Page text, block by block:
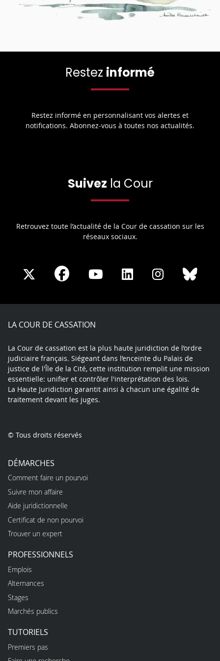
Restez informé
Restez informé en personnalisant vos alertes et
notifications. Abonnez-vous à toutes nos actualités.
Suivez la Cour
Retrouvez toute l’actualité de la Cour de cassation sur les
réseaux sociaux.
Share
X
Share
Facebook
Share
Youtube
Share
LinkedIn
Share
Instagram
LA COUR DE CASSATION
La Cour de cassation est la plus haute juridiction de l’ordre
judiciaire français. Siégeant dans l’enceinte du Palais de
justice de l'Île de la Cité, cette institution remplit une mission
essentielle: unifier et contrôler l'interprétation des lois.
La Haute Juridiction garantit ainsi à chacun une égalité de
traitement devant les juges.
© Tous droits réservés
DÉMARCHES
Comment faire un pourvoi
Suivre mon affaire
Aide juridictionnelle
Certificat de non pourvoi
Trouver un expert
PROFESSIONNELS
Emplois
Alternances
Stages
Marchés publics
TUTORIELS
Premiers pas